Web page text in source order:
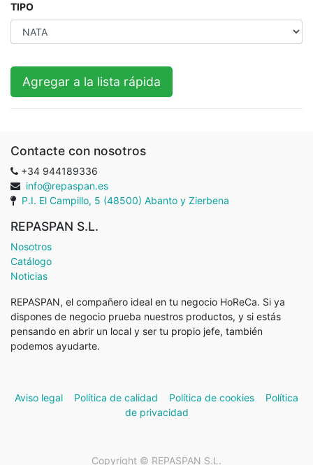
TIPO
Agregar a la lista rápida
Contacte con nosotros
+34 944189336
info@repaspan.es
P.I. El Campillo, 5 (48500) Abanto y Zierbena
REPASPAN S.L.
Nosotros
Catálogo
Noticias
REPASPAN, el compañero ideal en tu negocio HoReCa. Si ya
dispones de negocio prueba nuestros productos, y si estás
pensando en abrir un local y ser tu propio jefe, también
podemos ayudarte.
Aviso legal Política de calidad Política de cookies
Política
de privacidad
Copyright © REPASPAN S.L.